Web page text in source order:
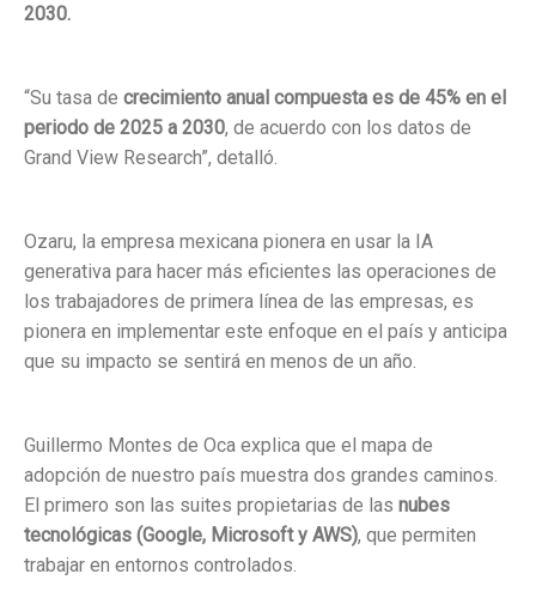
2030.
“Su tasa de crecimiento anual compuesta es de 45% en el
periodo de 2025 a 2030, de acuerdo con los datos de
Grand View Research”, detalló.
Ozaru, la empresa mexicana pionera en usar la IA
generativa para hacer más eficientes las operaciones de
los trabajadores de primera línea de las empresas, es
pionera en implementar este enfoque en el país y anticipa
que su impacto se sentirá en menos de un año.
Guillermo Montes de Oca explica que el mapa de
adopción de nuestro país muestra dos grandes caminos.
El primero son las suites propietarias de las nubes
tecnológicas (Google, Microsoft y AWS), que permiten
trabajar en entornos controlados.